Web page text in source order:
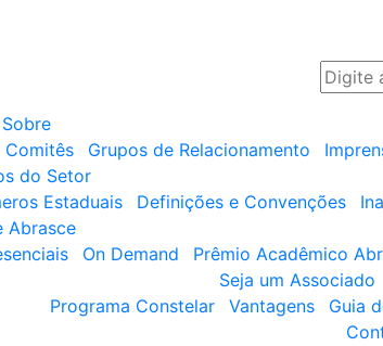
Sobre
Comitês Grupos de Relacionamento
do Setor
Estaduais Definições e Convenções
Abrasce
On Demand Prêmio Acadêmico
Seja um Associado
Programa Constelar
Vantagens Guia